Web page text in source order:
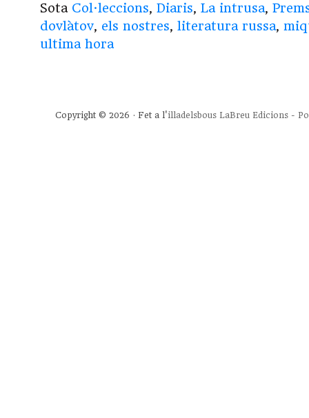
Sota Col·leccions, Diaris, La intrusa,
dovlàtov, els nostres, literatura russa,
ultima hora
Copyright © 2026 · Fet a l'illadelsbous LaBreu Edicions -